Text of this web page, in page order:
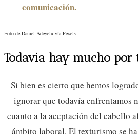
comunicación.
Foto de Daniel Adeyelu vía Pexels
Todavia hay mucho por
Si bien es cierto que hemos
ignorar que todavía enfrentamos
cuanto a la aceptación del cabello
ámbito laboral. El texturismo se